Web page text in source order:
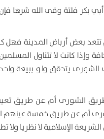
بكر فلتة وقى الله شرها فإن
بعض أرباض المدينة فهل
كانت لا تتناول
يتحقق ولو ببيعة
الإسلامية لا نظريا ولا